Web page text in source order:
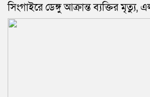
‎সিংগাইরে ডেঙ্গু আক্রান্ত ব্যক্তির মৃত্যু,